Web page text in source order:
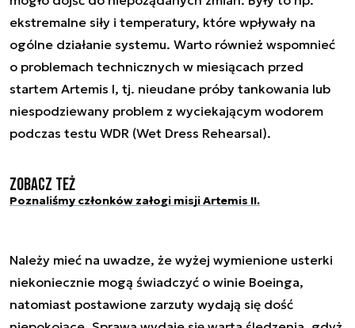
ekstremalne siły i temperatury, które wpływały na
ogólne działanie systemu. Warto również wspomnieć
o problemach technicznych w miesiącach przed
startem Artemis I, tj. nieudane próby tankowania lub
niespodziewany problem z wyciekającym wodorem
podczas testu WDR (Wet Dress Rehearsal).
Zobacz też
Poznaliśmy członków załogi misji Artemis II.
Należy mieć na uwadze, że wyżej wymienione usterki
niekoniecznie mogą świadczyć o winie Boeinga,
natomiast postawione zarzuty wydają się dość